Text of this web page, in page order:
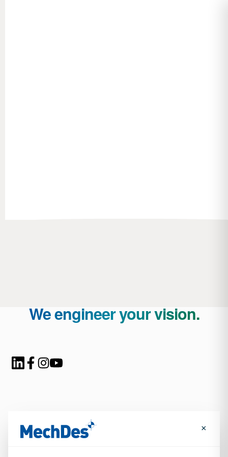
Plan een adviesgesprek ×
We engineer your vision.